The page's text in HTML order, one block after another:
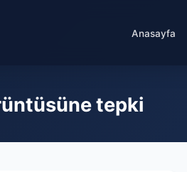
Anasayfa
tepki